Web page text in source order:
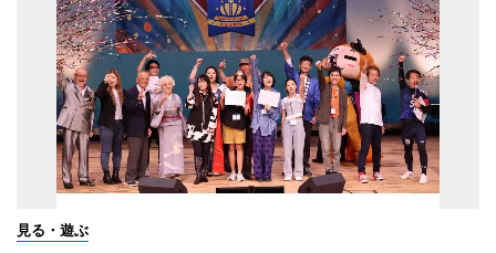
見る・遊ぶ